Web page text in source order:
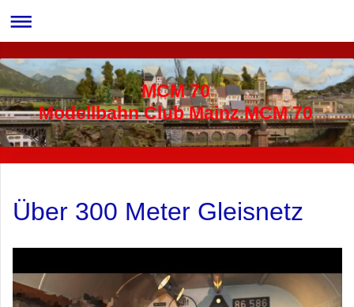
MCM 70
Modellbahn Club Mainz MCM 70
Über 300 Meter Gleisnetz